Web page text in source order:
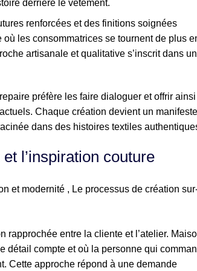
derrière le vêtement.
renforcées et des finitions soignées
les consommatrices se tournent de plus
artisanale et qualitative s’inscrit dans
préfère les faire dialoguer et offrir ainsi
Chaque création devient un manifeste
dans des histoires textiles
l’inspiration couture
rapprochée entre la cliente et l’atelier.
détail compte et où la personne qui
Cette approche répond à une demande